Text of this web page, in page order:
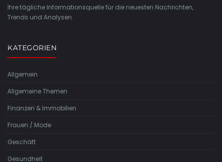
Ihre tägliche Informationsquelle für die neuesten Nachrichten,
Trends und Analysen.
KATEGORIEN
Allgemein
Allgemeine Themen
Finanzen & Immobilien
Frauen / Mode
Geschäft
Gesundheit